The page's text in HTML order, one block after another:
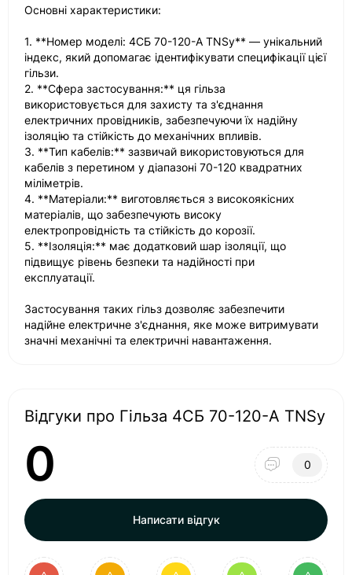
Основні характеристики:
1. **Номер моделі: 4СБ 70-120-А TNSy** — унікальний
індекс, який допомагає ідентифікувати специфікації цієї
гільзи.
2. **Сфера застосування:** ця гільза
використовується для захисту та з'єднання
електричних провідників, забезпечуючи їх надійну
ізоляцію та стійкість до механічних впливів.
3. **Тип кабелів:** зазвичай використовуються для
кабелів з перетином у діапазоні 70-120 квадратних
міліметрів.
4. **Матеріали:** виготовляється з високоякісних
матеріалів, що забезпечують високу
електропровідність та стійкість до корозії.
5. **Ізоляція:** має додатковий шар ізоляції, що
підвищує рівень безпеки та надійності при
експлуатації.
Застосування таких гільз дозволяє забезпечити
надійне електричне з'єднання, яке може витримувати
значні механічні та електричні навантаження.
Відгуки про Гільза 4СБ 70-120-А TNSy
0 0
Написати відгук